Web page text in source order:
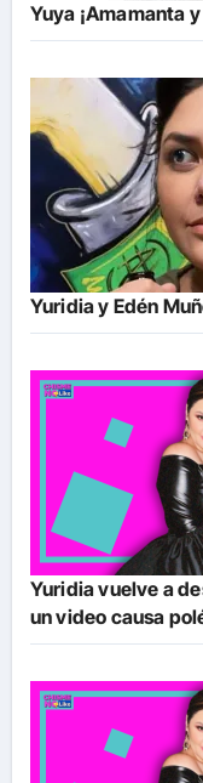
Yuya ¡Amamanta
Yuridia y Edén
Yuridia vuelve a
un video causa